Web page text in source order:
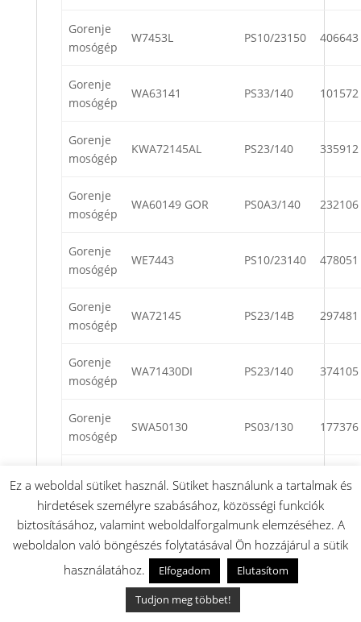
Gorenje
mosógép
W7453L PS10/23150 406643
Gorenje
mosógép
WA63141 PS33/140 101572
Gorenje
mosógép
KWA72145AL PS23/140 335912
Gorenje
mosógép
WA60149 GOR PS0A3/140 232106
Gorenje
mosógép
WE7443 PS10/23140 478051
Gorenje
mosógép
WA72145 PS23/14B 297481
Gorenje
mosógép
WA71430DI PS23/140 374105
Gorenje
mosógép
SWA50130 PS03/130 177376
mosógép
WA72145BK PS23/140 232466
Gorenje
mosógép
WA740 PS23/140 256479
W7243PB
Ez a weboldal sütiket használ. Sütiket használunk a tartalmak és
hirdetések személyre szabásához, közösségi funkciók
biztosításához, valamint weboldalforgalmunk elemzéséhez. A
weboldalon való böngészés folytatásával Ön hozzájárul a sütik
használatához.
Elfogadom
Elutasítom
Tudjon meg többet!